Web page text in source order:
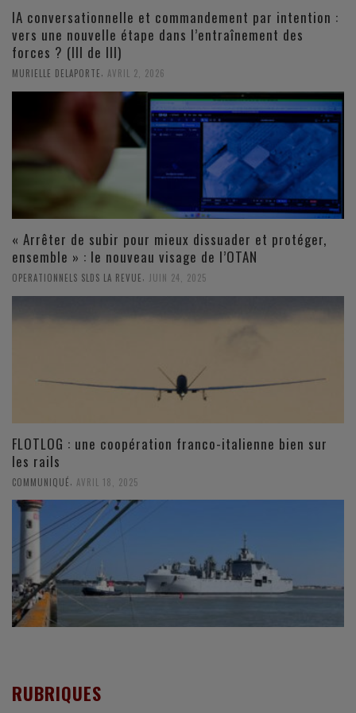
IA conversationnelle et commandement par intention :
vers une nouvelle étape dans l’entraînement des
forces ? (III de III)
MURIELLE DELAPORTE AVRIL 2, 2026
« Arrêter de subir pour mieux dissuader et protéger,
ensemble » : le nouveau visage de l’OTAN
OPERATIONNELS SLDS LA REVUE JUIN 24, 2025
FLOTLOG : une coopération franco-italienne bien sur
les rails
COMMUNIQUÉ AVRIL 18, 2025
RUBRIQUES